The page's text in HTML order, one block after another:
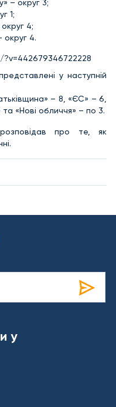
– округ 3;
1;
4;
округ 4.
у наступній
– 8, «ЄС» – 6,
«Нові обличчя» – по 3.
про те, як
у